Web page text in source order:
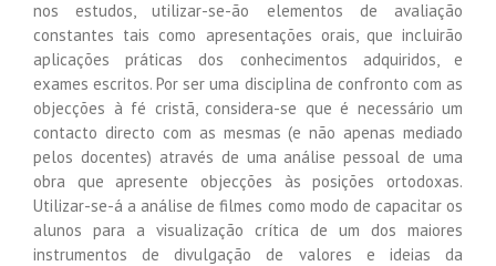
nos estudos, utilizar-se-ão elementos de avaliação
constantes tais como apresentações orais, que incluirão
aplicações práticas dos conhecimentos adquiridos, e
exames escritos. Por ser uma disciplina de confronto com as
objecções à fé cristã, considera-se que é necessário um
contacto directo com as mesmas (e não apenas mediado
pelos docentes) através de uma análise pessoal de uma
obra que apresente objecções às posições ortodoxas.
Utilizar-se-á a análise de filmes como modo de capacitar os
alunos para a visualização crítica de um dos maiores
instrumentos de divulgação de valores e ideias da